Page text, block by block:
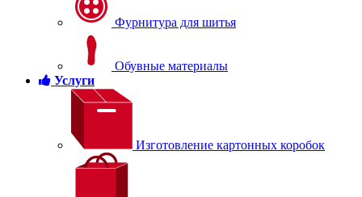
Фурнитура для шитья
Обувные материалы
Услуги
Изготовление картонных коробок